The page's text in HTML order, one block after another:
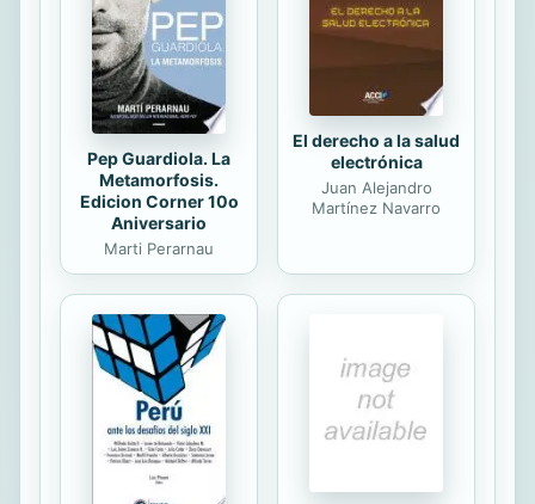
autenticos problemas con que
habremos de enfrentarnos en los
proximos anos y tratar de...
Pep Guardiola. La
Metamorfosis.
Edicion Corner 10o
Aniversario
Marti Perarnau
El derecho a la salud
electrónica
Juan Alejandro
Martínez Navarro